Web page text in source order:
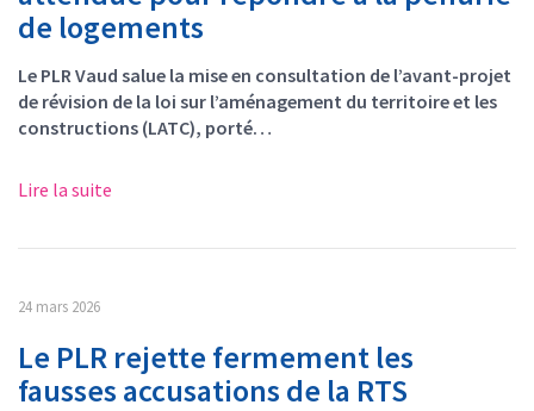
de logements
Le PLR Vaud salue la mise en consultation de l’avant-projet
de révision de la loi sur l’aménagement du territoire et les
constructions (LATC), porté…
Lire la suite
24 mars 2026
Le PLR rejette fermement les
fausses accusations de la RTS